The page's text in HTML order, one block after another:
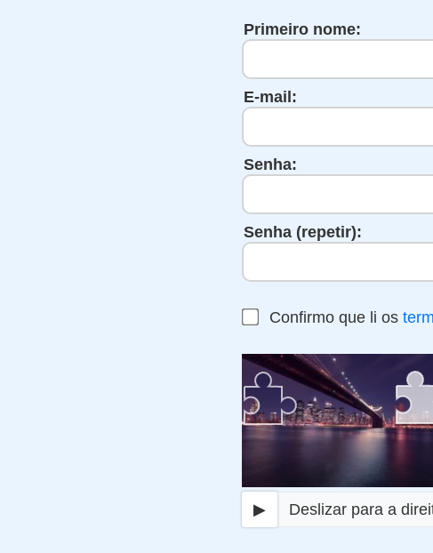
Primeiro nome:
E-mail:
Senha:
Senha (repetir):
Confirmo que li os
▶ Deslizar para a